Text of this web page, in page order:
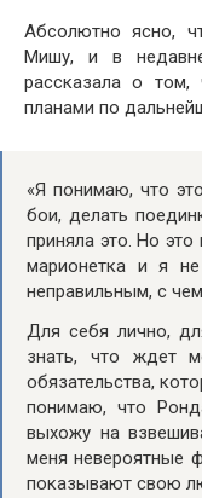
Абсолютно ясно,
Мишу, и в
рассказала о том,
планами по
«Я понимаю, что
бои, делать
приняла это. Но
марионетка и я
неправильным, с
Для себя лично,
знать, что ждет
обязательства,
понимаю, что
выхожу на
меня невероятные
показывают свою